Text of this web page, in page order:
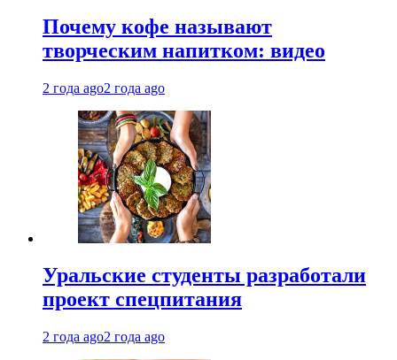
Почему кофе называют
творческим напитком: видео
2 года ago2 года ago
Уральские студенты разработали
проект спецпитания
2 года ago2 года ago